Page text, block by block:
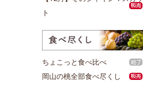
ト
ちょこっと食べ比べ
岡山の桃全部食べ尽くし